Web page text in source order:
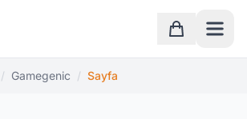
Sepet
/ Gamegenic / Sayfa